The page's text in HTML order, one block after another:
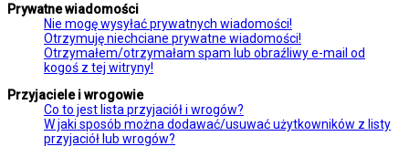
Prywatne wiadomości
Nie mogę wysyłać prywatnych wiadomości!
Otrzymuję niechciane prywatne wiadomości!
Otrzymałem/otrzymałam spam lub obraźliwy e-mail od
kogoś z tej witryny!
Przyjaciele i wrogowie
Co to jest lista przyjaciół i wrogów?
W jaki sposób można dodawać/usuwać użytkowników z listy
przyjaciół lub wrogów?